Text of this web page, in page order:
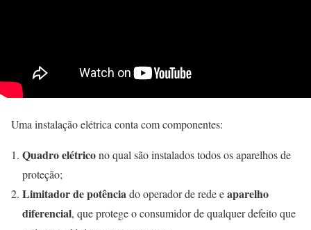
Uma instalação elétrica conta com componentes:
Quadro elétricono qual são instalados todos os aparelhos de
proteção;
Limitador de potênciado operador de rede eaparelho
diferencial, que protege o consumidor de qualquer defeito que